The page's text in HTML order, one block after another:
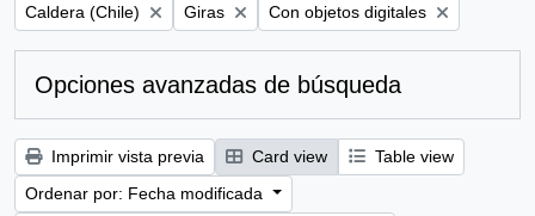
Remove filter:
Caldera (Chile) Remove filter:
Giras Remove filter:
Con objetos digitales
Opciones avanzadas de búsqueda
Imprimir vista previa Card view
Table view
Ordenar por: Fecha modificada